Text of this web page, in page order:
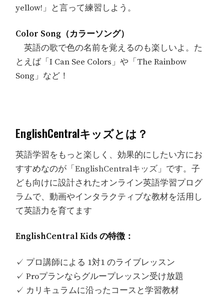
yellow!」と言って練習しよう。
Color Song（カラーソング）
英語の歌で色の名前を覚えるのも楽しいよ。た
とえば「I Can See Colors」や「The Rainbow
Song」など！
EnglishCentralキッズとは？
英語学習をもっと楽しく、効果的にしたい方にお
すすめなのが「EnglishCentralキッズ 」です。子
ども向けに設計されたオンライン英語学習プログ
ラムで、動画やインタラクティブな教材を活用し
て英語力を育てます
EnglishCentral Kids の特徴：
✓ プロ講師による 1対1 のライブレッスン
✓ Proプランならグループレッスン受け放題
✓ カリキュラムに沿ったコースと学習教材